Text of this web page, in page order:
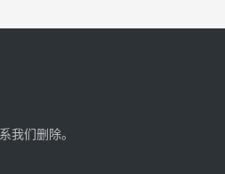
我们删除。